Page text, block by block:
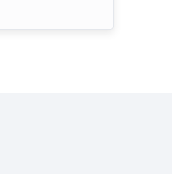
at ₹89.99, reflecting
a moderately